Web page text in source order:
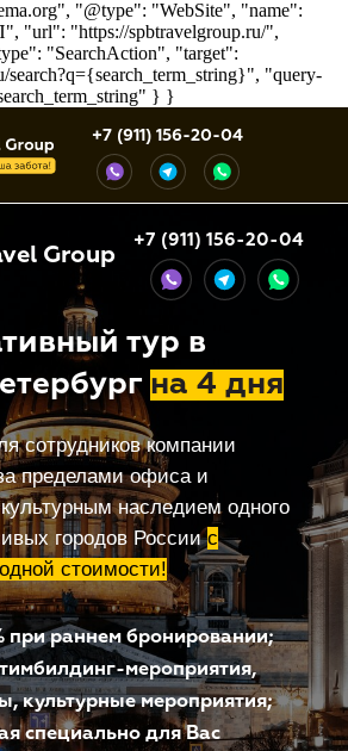
"@type": "WebSite", "name":
"https://spbtravelgroup.ru/",
"SearchAction", "target":
search?q={search_term_string}", "query-
} }
+7 (911) 156-20-04
Group
+7 (911) 156-20-04
тур в
на 4 дня
сотрудников компании
пределами офиса и
наследием одного
городов Россиис
стоимости!
при раннем бронировании;
мероприятия,
культурные мероприятия;
специально для Вас